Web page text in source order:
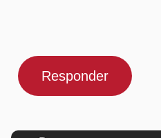
Responder